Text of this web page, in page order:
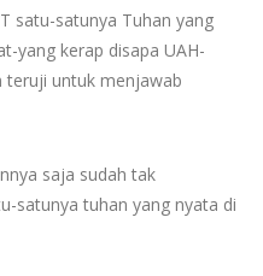
satu-satunya Tuhan yang
yang kerap disapa UAH-
teruji untuk menjawab
saja sudah tak
satunya tuhan yang nyata di